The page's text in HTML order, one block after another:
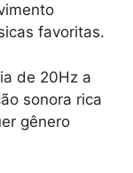
favoritas.
de 20Hz a
sonora rica
gênero